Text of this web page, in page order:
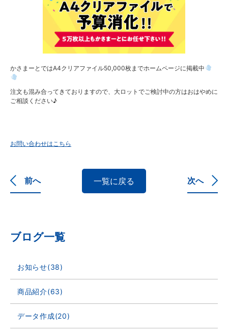
かさまーとではA4クリアファイル50,000枚までホームページに掲載中
注文も混み合ってきておりますので、大ロットでご検討中の方はおはやめに
ご相談ください♪
お問い合わせはこちら
前へ 一覧に戻る 次へ
ブログ一覧
お知らせ(38)
商品紹介(63)
データ作成(20)